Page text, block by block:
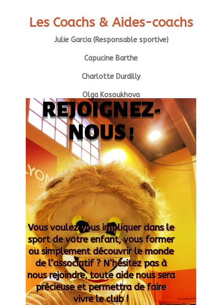
Les Coachs & Aides-coachs
Julie Garcia (Responsable sportive)
Capucine Barthe
Charlotte Durdilly
Olga Kosoukhova
REJOIGNEZ-
NOUS !
Vous voulez vous impliquer dans le
sport de votre enfant, vous former
ou simplement découvrir le monde
de l’associatif ? N’hésitez pas à
nous rejoindre, toute aide nous sera
précieuse et permettra de faire
vivre le club !